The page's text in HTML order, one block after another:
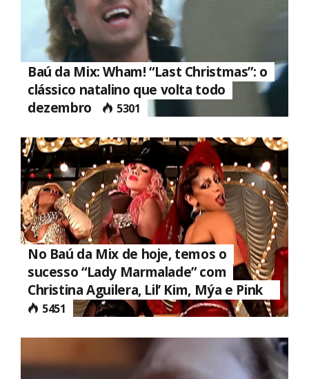
Baú da Mix: Wham! “Last Christmas”: o
clássico natalino que volta todo
dezembro
5301
No Baú da Mix de hoje, temos o
sucesso “Lady Marmalade” com
Christina Aguilera, Lil’ Kim, Mýa e Pink
5451